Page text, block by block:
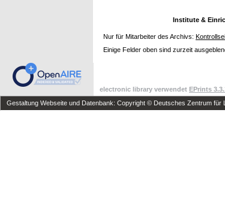
Institute &
Nur für Mitarbeiter des Archivs:
Einige Felder oben sind zurzeit
electronic library verwendet EPrints
Gestaltung Webseite und Datenbank: Copyright © Deutsches Zentrum für